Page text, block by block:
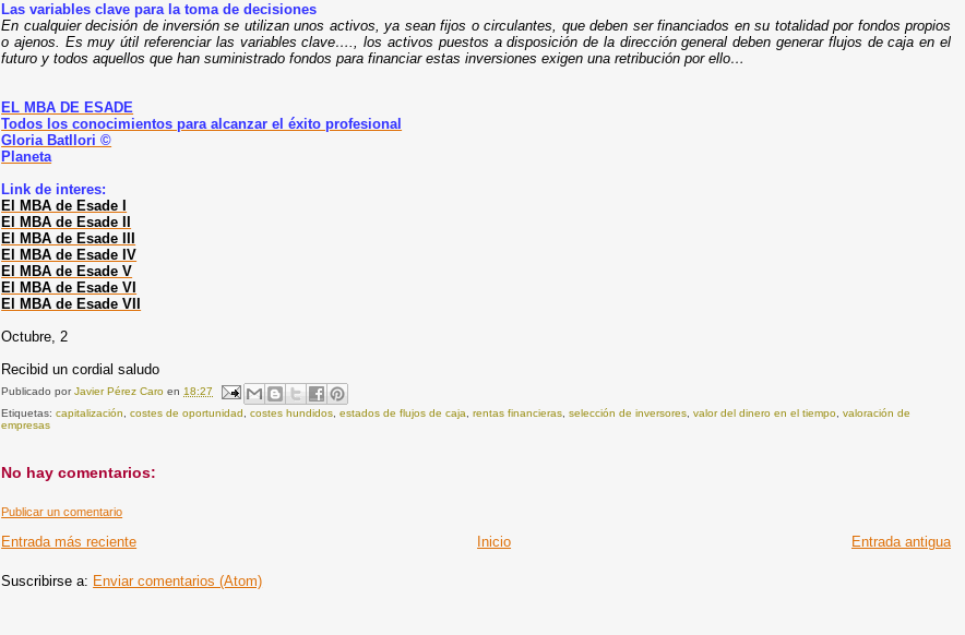
Las variables clave para la toma de decisiones
En cualquier decisión de inversión se utilizan unos activos, ya sean fijos o circulantes, que deben ser financiados en su totalidad por fondos propios
o ajenos. Es muy útil referenciar las variables clave…., los activos puestos a disposición de la dirección general deben generar flujos de caja en el
futuro y todos aquellos que han suministrado fondos para financiar estas inversiones exigen una retribución por ello…
EL MBA DE ESADE
Todos los conocimientos para alcanzar el éxito profesional
Gloria Batllori ©
Planeta
Link de interes:
El MBA de Esade I
El MBA de Esade II
El MBA de Esade III
El MBA de Esade IV
El MBA de Esade V
El MBA de Esade VI
El MBA de Esade VII
Octubre, 2
Recibid un cordial saludo
Publicado porJavier Pérez Caro en18:27
Etiquetas:capitalización ,costes de oportunidad ,costes hundidos ,estados de flujos de caja ,rentas financieras ,selección de inversores ,valor del dinero en el tiempo ,valoración de
empresas
No hay comentarios:
Publicar un comentario
Entrada más reciente Entrada antigua
Inicio
Suscribirse a: Enviar comentarios (Atom)